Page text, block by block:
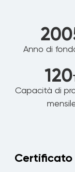
Anno di
120
Capacità di
Certificato